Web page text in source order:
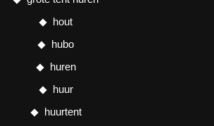
hout
hubo
huren
huur
huurtent